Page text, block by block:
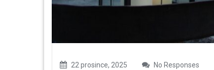
22 prosince, 2025 No Responses